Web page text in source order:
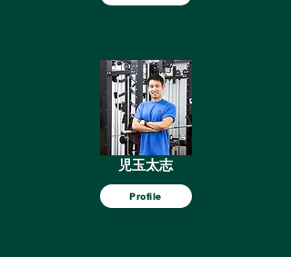
児玉太志
Profile